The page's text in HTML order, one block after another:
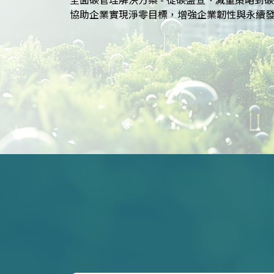
SASB等國際標準的報告策略，提升企業永續價